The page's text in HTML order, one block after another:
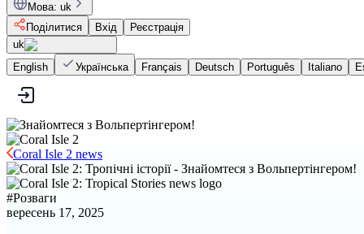
Мова: uk
Поділитися
Вхід
Реєстрація
uk
English
Українська Français Deutsch Português Italiano
Coral Isle 2 news
#Розваги
вересень 17, 2025